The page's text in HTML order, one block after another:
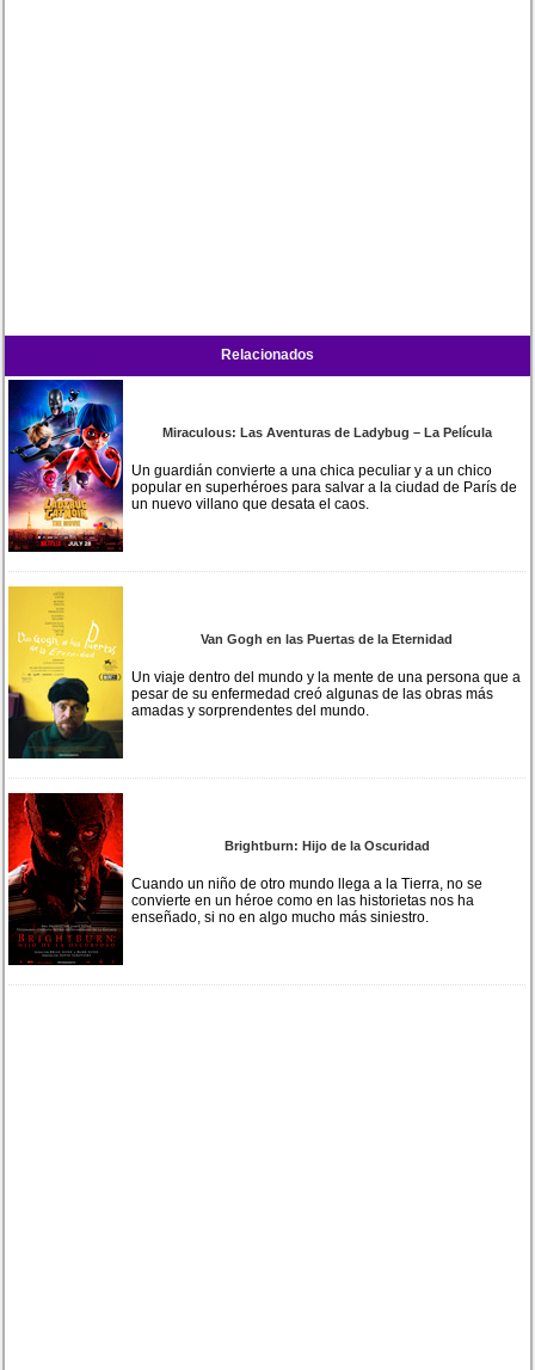
Relacionados
Miraculous: Las Aventuras de Ladybug – La Película
Un guardián convierte a una chica peculiar y a un chico
popular en superhéroes para salvar a la ciudad de París de
un nuevo villano que desata el caos.
Van Gogh en las Puertas de la Eternidad
Un viaje dentro del mundo y la mente de una persona que a
pesar de su enfermedad creó algunas de las obras más
amadas y sorprendentes del mundo.
Brightburn: Hijo de la Oscuridad
Cuando un niño de otro mundo llega a la Tierra, no se
convierte en un héroe como en las historietas nos ha
enseñado, si no en algo mucho más siniestro.